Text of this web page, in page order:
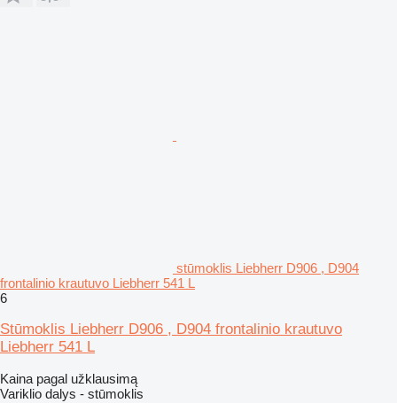
stūmoklis Liebherr D906 , D904
frontalinio krautuvo Liebherr 541 L
6
Stūmoklis Liebherr D906 , D904 frontalinio krautuvo
Liebherr 541 L
Kaina pagal užklausimą
Variklio dalys - stūmoklis